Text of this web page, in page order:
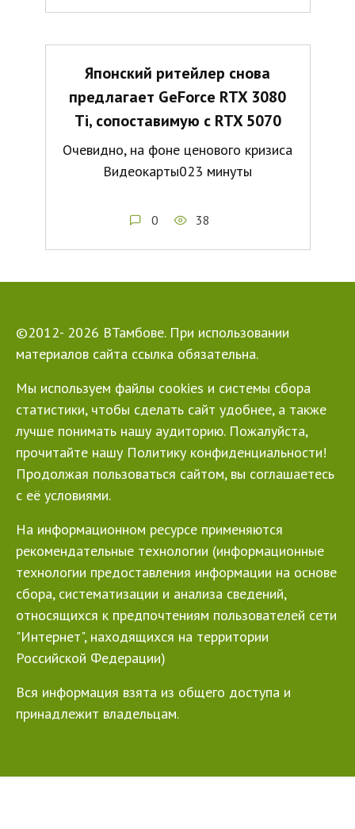
Японский ритейлер снова
предлагает GeForce RTX 3080
Ti, сопоставимую с RTX 5070
Очевидно, на фоне ценового кризиса
Видеокарты023 минуты
0 38
©2012- 2026 ВТамбове. При использовании
материалов сайта ссылка обязательна.
Мы используем файлы cookies и системы сбора
статистики, чтобы сделать сайт удобнее, а также
лучше понимать нашу аудиторию. Пожалуйста,
прочитайте нашу Политику конфиденциальности!
Продолжая пользоваться сайтом, вы соглашаетесь
с её условиями.
На информационном ресурсе применяются
рекомендательные технологии (информационные
технологии предоставления информации на основе
сбора, систематизации и анализа сведений,
относящихся к предпочтениям пользователей сети
"Интернет", находящихся на территории
Российской Федерации)
Вся информация взята из общего доступа и
принадлежит владельцам.